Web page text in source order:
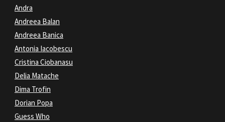
Andra
Andreea Balan
Andreea Banica
Antonia Iacobescu
Cristina Ciobanasu
Delia Matache
Dima Trofin
Dorian Popa
Guess Who